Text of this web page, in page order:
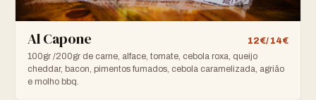
Al Capone
12€/ 14€
100gr /200gr de carne, alface, tomate, cebola roxa, queijo
cheddar, bacon, pimentos fumados, cebola caramelizada, agrião
e molho bbq.